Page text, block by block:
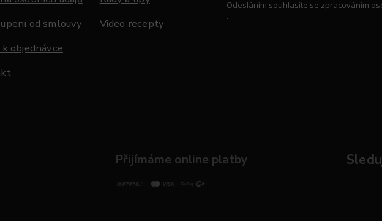
od smlouvy
objednávce
Video recepty
Odesláním souhlasíte se zpracováním
.
Přijímáme online platby